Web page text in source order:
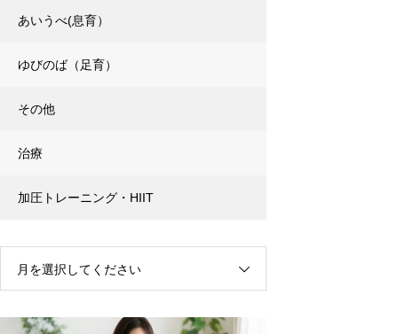
あいうべ(息育）
ゆびのば（足育）
その他
治療
加圧トレーニング・HIIT
月を選択してください